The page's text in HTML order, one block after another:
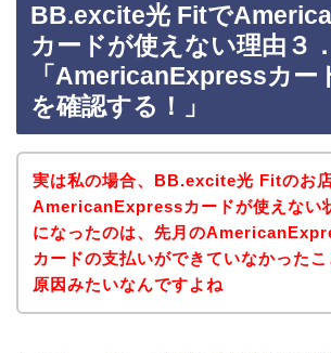
BB.excite光 Fitで
カードが使えない理由３．
「AmericanExpressカー
を確認する！」
実は私の場合、BB.excite光 Fitのお
AmericanExpressカードが使えない
になったのは、先月の
カードの支払いができていなかった
原因みたいなんですよね